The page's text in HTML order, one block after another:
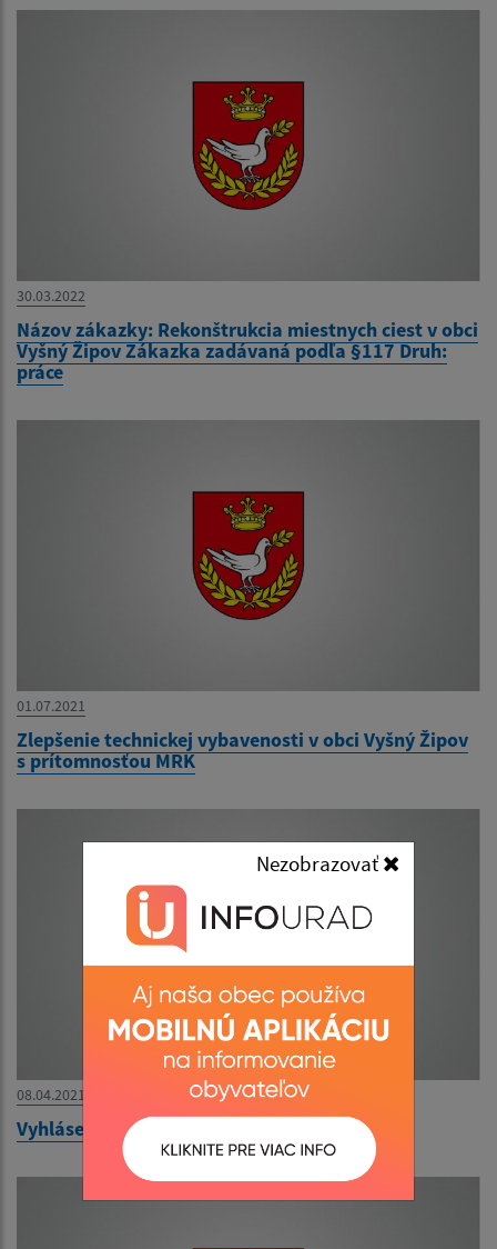
Nezobrazovať
30.03.2022
Názov zákazky: Rekonštrukcia miestnych ciest v obci
Vyšný Žipov Zákazka zadávaná podľa §117 Druh:
práce
01.07.2021
Zlepšenie technickej vybavenosti v obci Vyšný Žipov
s prítomnosťou MRK
08.04.2021
Vyhlásenie VO